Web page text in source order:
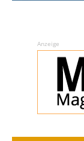
Anzeige